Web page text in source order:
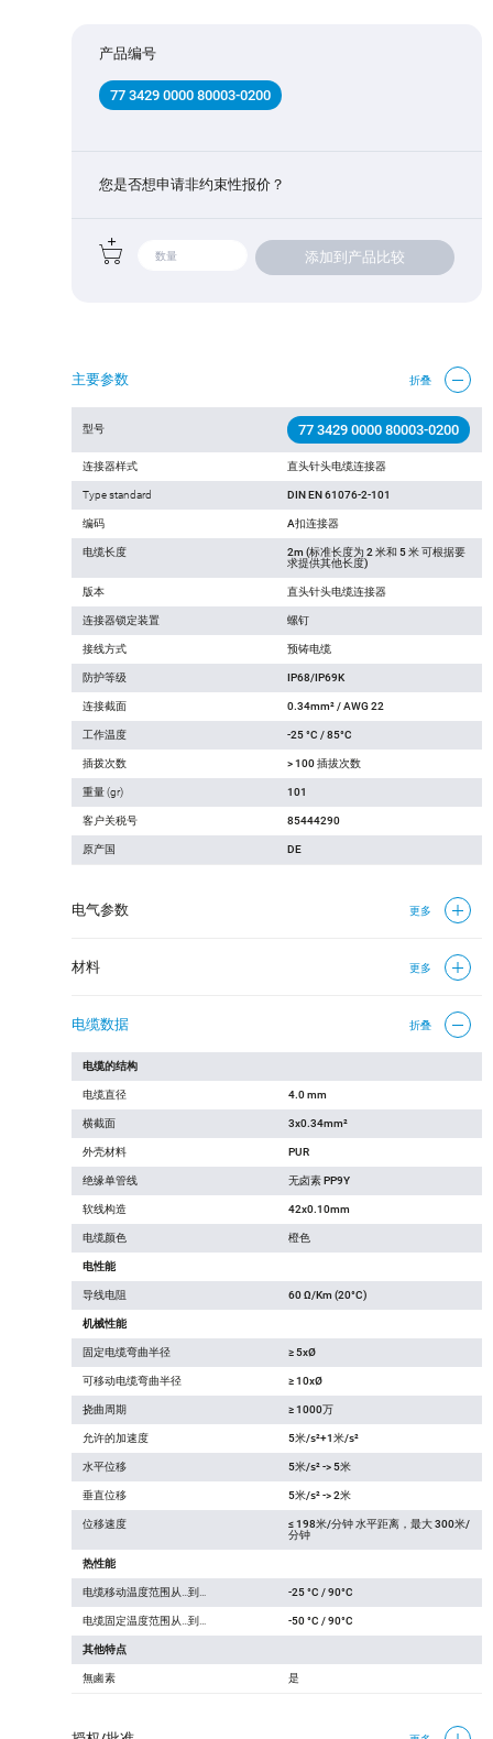
产品编号
77 3429 0000 80003-0200
您是否想申请非约束性报价？
添加到产品比较
主要参数 折叠
型号 77 3429 0000 80003-0200
连接器样式 直头针头电缆连接器
Type standard DIN EN 61076-2-101
编码 A扣连接器
电缆长度
2m (标准长度为 2 米和 5 米 可根据要
求提供其他长度)
版本 直头针头电缆连接器
连接器锁定装置 螺钉
接线方式 预铸电缆
防护等级 IP68/IP69K
连接截面 0.34mm² / AWG 22
工作温度 -25 °C / 85°C
插拨次数 > 100 插拔次数
重量 (gr) 101
客户关税号 85444290
原产国 DE
电气参数 更多
材料 更多
电缆数据 折叠
电缆的结构
电缆直径 4.0 mm
横截面 3x0.34mm²
外壳材料 PUR
绝缘单管线 无卤素 PP9Y
软线构造 42x0.10mm
电缆颜色 橙色
电性能
导线电阻 60 Ω/Km (20°C)
机械性能
固定电缆弯曲半径 ≥ 5xØ
可移动电缆弯曲半径 ≥ 10xØ
挠曲周期 ≥ 1000万
允许的加速度 5米/s²+1米/s²
水平位移 5米/s² -> 5米
垂直位移 5米/s² -> 2米
位移速度
≤ 198米/分钟 水平距离，最大 300米/
分钟
热性能
电缆移动温度范围从…到… -25 °C / 90°C
电缆固定温度范围从…到… -50 °C / 90°C
其他特点
無鹵素 是